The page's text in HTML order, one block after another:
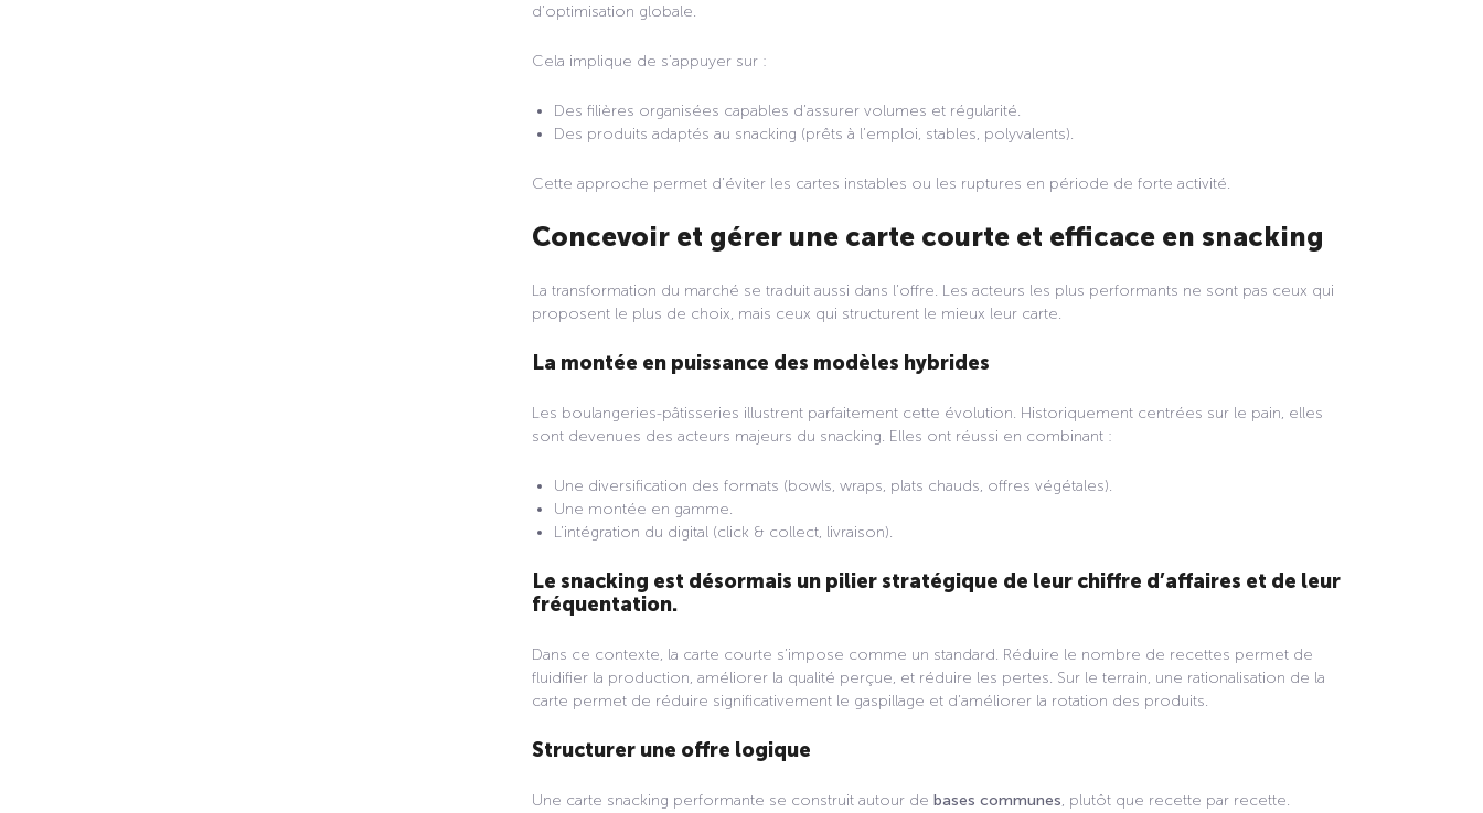
d’optimisation globale.
Cela implique de s’appuyer sur :
Des filières organisées capables d’assurer volumes et régularité.
Des produits adaptés au snacking (prêts à l’emploi, stables, polyvalents).
Cette approche permet d’éviter les cartes instables ou les ruptures en période de forte activité.
Concevoir et gérer une carte courte et efficace en snacking
La transformation du marché se traduit aussi dans l’offre. Les acteurs les plus performants ne sont pas ceux qui
proposent le plus de choix, mais ceux qui structurent le mieux leur carte.
La montée en puissance des modèles hybrides
Les boulangeries-pâtisseries illustrent parfaitement cette évolution. Historiquement centrées sur le pain, elles
sont devenues des acteurs majeurs du snacking. Elles ont réussi en combinant :
Une diversification des formats (bowls, wraps, plats chauds, offres végétales).
Une montée en gamme.
L’intégration du digital (click & collect, livraison).
Le snacking est désormais un pilier stratégique de leur chiffre d’affaires et de leur
fréquentation.
Dans ce contexte, la carte courte s’impose comme un standard. Réduire le nombre de recettes permet de
fluidifier la production, améliorer la qualité perçue, et réduire les pertes. Sur le terrain, une rationalisation de la
carte permet de réduire significativement le gaspillage et d’améliorer la rotation des produits.
Structurer une offre logique
Une carte snacking performante se construit autour de bases communes, plutôt que recette par recette.